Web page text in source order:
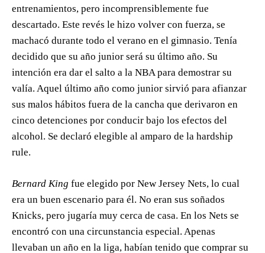
entrenamientos, pero incomprensiblemente fue
descartado. Este revés le hizo volver con fuerza, se
machacó durante todo el verano en el gimnasio. Tenía
decidido que su año junior será su último año. Su
intención era dar el salto a la NBA para demostrar su
valía. Aquel último año como junior sirvió para afianzar
sus malos hábitos fuera de la cancha que derivaron en
cinco detenciones por conducir bajo los efectos del
alcohol. Se declaró elegible al amparo de la hardship
rule.
Bernard King fue elegido por New Jersey Nets, lo cual
era un buen escenario para él. No eran sus soñados
Knicks, pero jugaría muy cerca de casa. En los Nets se
encontró con una circunstancia especial. Apenas
llevaban un año en la liga, habían tenido que comprar su